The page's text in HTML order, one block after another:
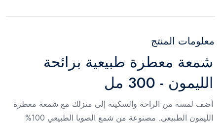
معلومات المنتج
شمعة معطرة طبيعية برائحة
الليمون - 300 مل
أضف لمسة من الراحة والسكينة إلى منزلك مع شمعة معطرة
الليمون الطبيعي. مصنوعة من شمع الصويا الطبيعي 100%